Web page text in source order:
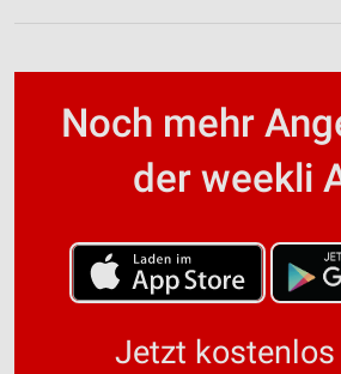
Noch mehr
der weekli
Jetzt kostenlos